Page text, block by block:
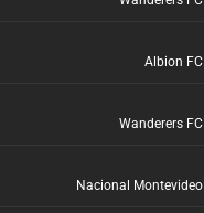
Albion FC
Wanderers FC
Nacional Montevideo